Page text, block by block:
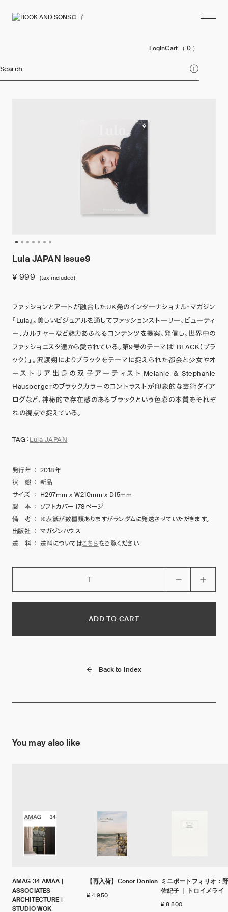
LoginCart （ 0 ）
Search
Lula JAPAN issue9
¥ 999 (tax included)
ファッションとアートが融合したUK発のインターナショナル・マガジン
『Lula』。美しいビジュアルを通してファッションストーリー、ビューティ
ー、カルチャーなど魅力あふれるコンテンツを提案、発信し、世界中の
ファッショニスタ達から愛されている。第9号のテーマは「BLACK（ブラ
ック）」。沢渡朔によりブラックをテーマに捉えられた都会と少女やオ
ーストリア出身の双子アーティストMelanie & Stephanie
Hausbergerのブラックカラーのコントラストが印象的な芸術ダイア
ログなど、神秘的で存在感のあるブラックという色彩の本質をそれぞ
れの視点で捉えている。
TAG：Lula JAPAN
発行年 ： 2018年
状 態 ： 新品
サイズ
： H297mm x W210mm x D15mm
製 本 ： ソフトカバー 178ページ
備 考 ： ※表紙が数種類ありますがランダムに発送させていただきます。
出版社 ： マガジンハウス
送 料 ： 送料についてはこちらをご覧ください
ADD TO CART
Back to Index
You may also like
AMAG 34 AMAA |
ASSOCIATES
ARCHITECTURE |
STUDIO WOK
【再入荷】Conor Donlon
¥ 4,950
ミニポートフォリオ：
佐紀子 ｜トロイメライ
¥ 8,800